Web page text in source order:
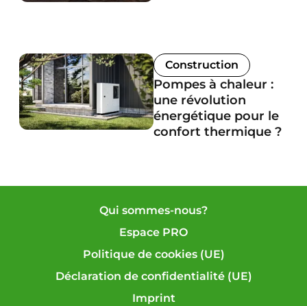
Construction
Pompes à chaleur :
une révolution
énergétique pour le
confort thermique ?
Qui sommes-nous?
Espace PRO
Politique de cookies (UE)
Déclaration de confidentialité (UE)
Imprint